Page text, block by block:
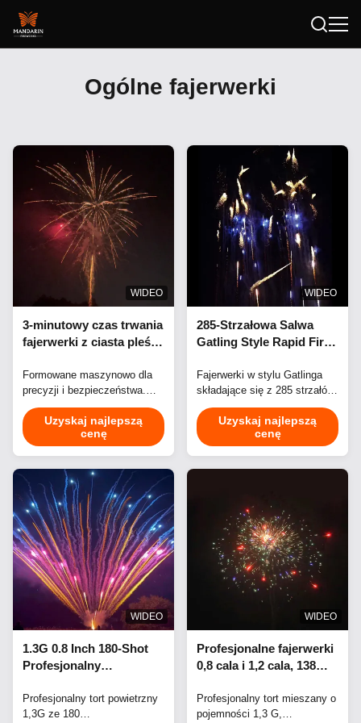
Ogólne fajerwerki
WIDEO
3-minutowy czas trwania
fajerwerki z ciasta pleśni
imprez pokazowych
Formowane maszynowo dla
precyzji i bezpieczeństwa.
Trwałe, odporne na wilgoć,
ekologiczne bloczki. Idealny
na uroczystości. Dostępne
branding.
Uzyskaj najlepszą
cenę
WIDEO
285-Strzałowa Salwa
Gatling Style Rapid Fire
Profesjonalnych
Pokazów
Fajerwerki w stylu Gatlinga
składające się z 285 strzałów
zapewniają szybkie ostrzał
powietrzny dla
profesjonalnych pokazów.
dużej gęstości, kompaktową
Uzyskaj najlepszą
cenę
WIDEO
1.3G 0.8 Inch 180-Shot
Profesjonalny
Ciasto fajerwerki
Profesjonalny tort powietrzny
1,3G ze 180
WIDEO
Profesjonalne fajerwerki
0,8 cala i 1,2 cala, 138
kompozytowy 1,3G
fajerwerki
Profesjonalny tort mieszany o
pojemności 1,3 G,